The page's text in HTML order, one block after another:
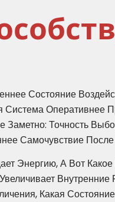
Состояние
Оперативнее
Точность
Самочувствие
Энергию, А Вот
Внутренние
Какая